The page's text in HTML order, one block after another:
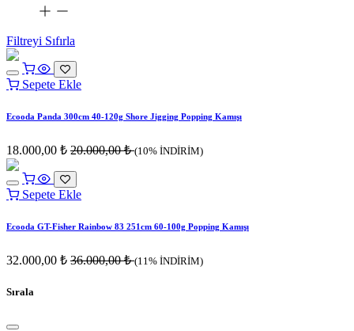
Filtreyi Sıfırla
Sepete Ekle
Ecooda Panda 300cm 40-120g Shore Jigging Popping Kamışı
18.000,00 ₺ 20.000,00₺ (10% İNDİRİM)
Sepete Ekle
Ecooda GT-Fisher Rainbow 83 251cm 60-100g Popping Kamışı
32.000,00 ₺ 36.000,00₺ (11% İNDİRİM)
Sırala